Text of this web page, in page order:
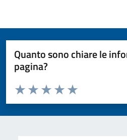
Quanto sono chiare le
pagina?
Valuta da 1 a 5 stelle la pagina
Valuta 5 stelle su
Valuta 4 stelle su 5
Valuta 3 stelle su 5
Valuta 2 stelle su 5
Valuta 1 stelle su 5